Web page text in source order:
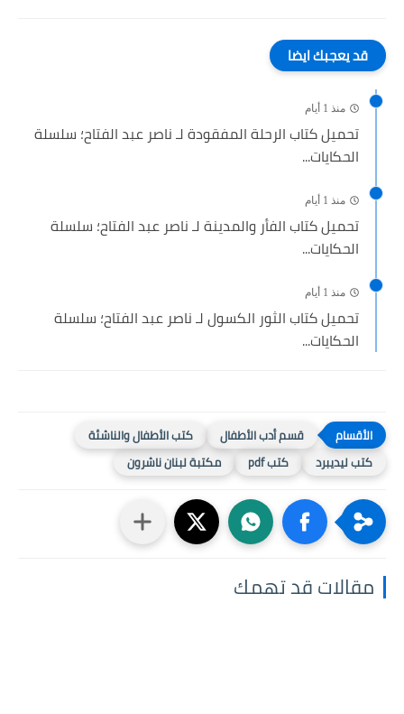
قد يعجبك ايضا
منذ 1 أيام
تحميل كتاب الرحلة المفقودة لـ ناصر عبد الفتاح؛ سلسلة
الحكايات...
منذ 1 أيام
تحميل كتاب الفأر والمدينة لـ ناصر عبد الفتاح؛ سلسلة
الحكايات...
منذ 1 أيام
تحميل كتاب الثور الكسول لـ ناصر عبد الفتاح؛ سلسلة
الحكايات...
قسم أدب الأطفال
كتب الأطفال والناشئة
كتب ليديبرد
كتب pdf مكتبة لبنان ناشرون
مقالات قد تهمك